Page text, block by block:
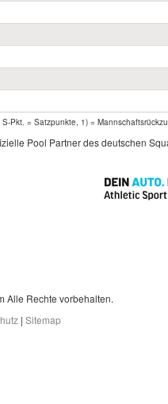
Pkt. = Satzpunkte, 1) =
Pool Partner des deutschen
Alle Rechte vorbehalten.
| Sitemap